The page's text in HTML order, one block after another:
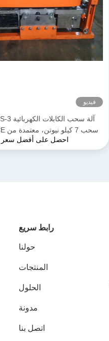
فيديو
مدمج لتركيب كابلات الطاقة
احصل على أفضل سعر
رابط سريع
حولنا
المنتجات
الحلول
مدونة
اتصل بنا